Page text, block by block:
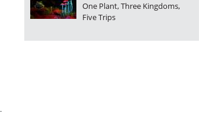
One Plant, Three Kingdoms,
Five Trips